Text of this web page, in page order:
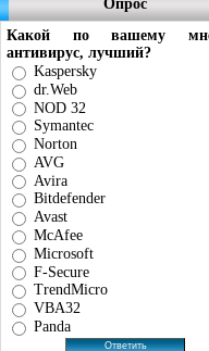
Опрос
Какой по вашему
антивирус, лучший?
Kaspersky
dr.Web
NOD 32
Symantec
Norton
AVG
Avira
Bitdefender
Avast
McAfee
Microsoft
F-Secure
TrendMicro
VBA32
Panda